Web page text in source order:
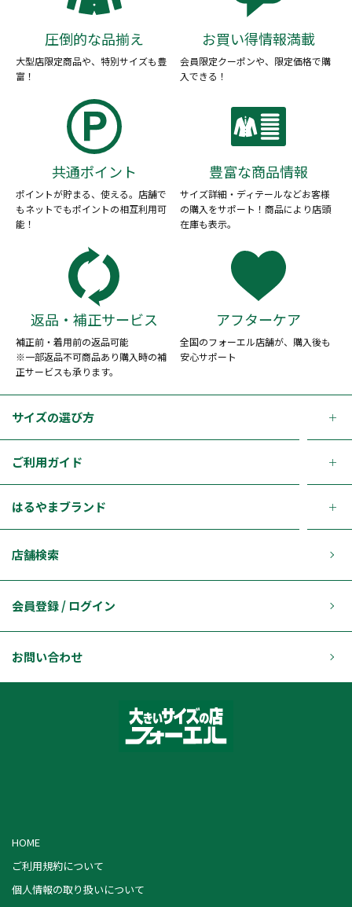
圧倒的な品揃え
大型店限定商品や、特別サイズも豊
富！
お買い得情報満載
会員限定クーポンや、限定価格で購
入できる！
共通ポイント
ポイントが貯まる、使える。店舗で
もネットでもポイントの相互利用可
能！
豊富な商品情報
サイズ詳細・ディテールなどお客様
の購入をサポート！商品により店頭
在庫も表示。
返品・補正サービス
補正前・着用前の返品可能
※一部返品不可商品あり購入時の補
正サービスも承ります。
アフターケア
全国のフォーエル店舗が、購入後も
安心サポート
サイズの選び方
ご利用ガイド
はるやまブランド
店舗検索
会員登録 / ログイン
お問い合わせ
HOME
ご利用規約について
個人情報の取り扱いについて